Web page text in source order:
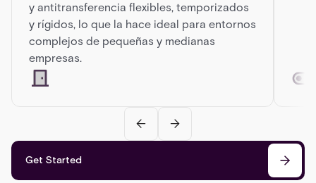
y antitransferencia flexibles, temporizados
y rígidos, lo que la hace ideal para entornos
complejos de pequeñas y medianas
empresas.
Get Started